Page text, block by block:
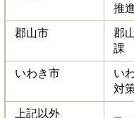
推
郡山市
郡
課
いわき市
い
対
上記以外